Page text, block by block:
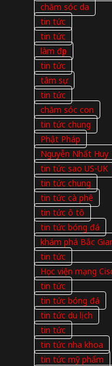
chăm sóc da
tin tức
tin tức
làm đẹp
tin tức
tâm sự
tin tức
chăm sóc con
tin tức chung
Phật Pháp
Nguyễn Nhất Huy
tin tức sao US-UK
tin tức chung
tin tức cà phê
tin tức ô tô
tin tức bóng đá
khám phá Bắc
tin tức
Học viện mạng
tin tức
tin tức bóng đá
tin tức du lịch
tin tức
tin tức nha khoa
tin tức mỹ phẩm